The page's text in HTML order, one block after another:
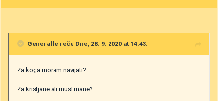
Generalle reče Dne, 28. 9. 2020 at 14:43:
Za koga moram navijati?
Za kristjane ali muslimane?